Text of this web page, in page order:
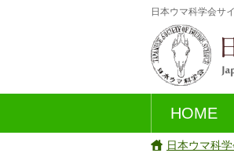
日本ウマ科学会サ
HOME
日本ウマ科